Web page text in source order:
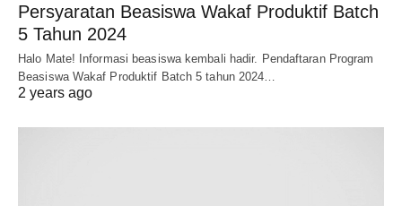
Persyaratan Beasiswa Wakaf Produktif Batch
5 Tahun 2024
Halo Mate! Informasi beasiswa kembali hadir. Pendaftaran Program
Beasiswa Wakaf Produktif Batch 5 tahun 2024…
2 years ago